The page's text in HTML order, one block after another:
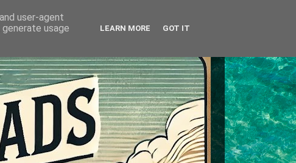
user-agent
usage
LEARN MORE GOT IT